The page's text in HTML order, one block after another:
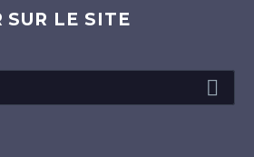
SUR LE SITE